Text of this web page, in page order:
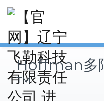
content
Hoffman多
™